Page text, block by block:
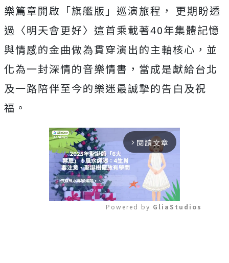
樂篇章開啟「旗艦版」巡演旅程， 更期盼透
過〈明天會更好〉這首乘載著40年集體記憶
與情感的金曲做為貫穿演出的主軸核心，並
化為一封深情的音樂情書，當成是獻給台北
及一路陪伴至今的樂迷最誠摯的告白及祝
福。
arrow_forward_ios 閱讀文章
Powered by GliaStudios